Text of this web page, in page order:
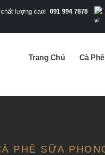
lượng cao! 091 994 7878
Trang Chủ Cà
PHÊ SỮA